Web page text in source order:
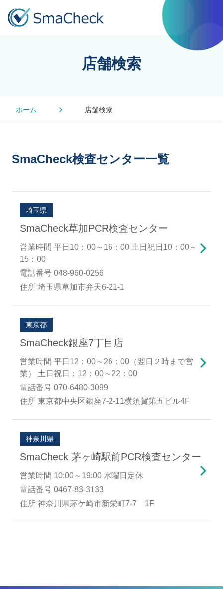
店舗検索
ホーム 店舗検索
SmaCheck検査センター一覧
埼玉県
SmaCheck草加PCR検査センター
営業時間 平日10：00～16：00 土日祝日10：00～
15：00
電話番号 048-960-0256
住所 埼玉県草加市弁天6-21-1
東京都
SmaCheck銀座7丁目店
営業時間 平日12：00～26：00（翌日２時まで営
業） 土日祝日：12：00～22：00
電話番号 070-6480-3099
住所 東京都中央区銀座7-2-11横須賀第五ビル4F
神奈川県
SmaCheck 茅ヶ崎駅前PCR検査センター
営業時間 10:00～19:00 水曜日定休
電話番号 0467-83-3133
住所 神奈川県茅ケ崎市新栄町7-7 1F